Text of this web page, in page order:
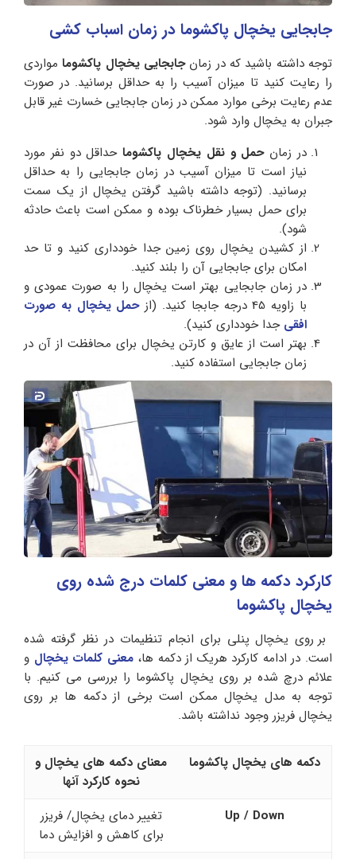
جابجایی یخچال پاکشوما در زمان اسباب کشی
توجه داشته باشید که در زمانجابجایی یخچال پاکشومامواردی
را رعایت کنید تا میزان آسیب را به حداقل برسانید. در صورت
عدم رعایت برخی موارد ممکن در زمان جابجایی خسارت غیر قابل
جبران به یخچال وارد شود.
در زمانحمل و نقل یخچال پاکشوماحداقل دو نفر مورد
نیاز است تا میزان آسیب در زمان جابجایی را به حداقل
برسانید. (توجه داشته باشید گرفتن یخچال از یک سمت
برای حمل بسیار خطرناک بوده و ممکن است باعث حادثه
شود).
از کشیدن یخچال روی زمین جدا خودداری کنید و تا حد
امکان برای جابجایی آن را بلند کنید.
در زمان جابجایی بهتر است یخچال را به صورت عمودی و
با زاویه 45 درجه جابجا کنید. (از
حمل یخچال به صورت
افقی جدا خودداری کنید).
بهتر است از عایق و کارتن یخچال برای محافظت از آن در
زمان جابجایی استفاده کنید.
کارکرد دکمه ها و معنی کلمات درج شده روی
یخچال پاکشوما
بر روی یخچال پنلی برای انجام تنظیمات در نظر گرفته شده
است. در ادامه کارکرد هریک از دکمه ها،معنی کلمات یخچال و
علائم درچ شده بر روی یخچال پاکشوما را بررسی می کنیم. با
توجه به مدل یخچال ممکن است برخی از دکمه ها بر روی
یخچال فریزر وجود نداشته باشد.
دکمه های یخچال پاکشوما
معنای دکمه های یخچال و
نحوه کارکرد آنها
Up / Down
تغییر دمای یخچال/ فریزر
برای کاهش و افزایش دما